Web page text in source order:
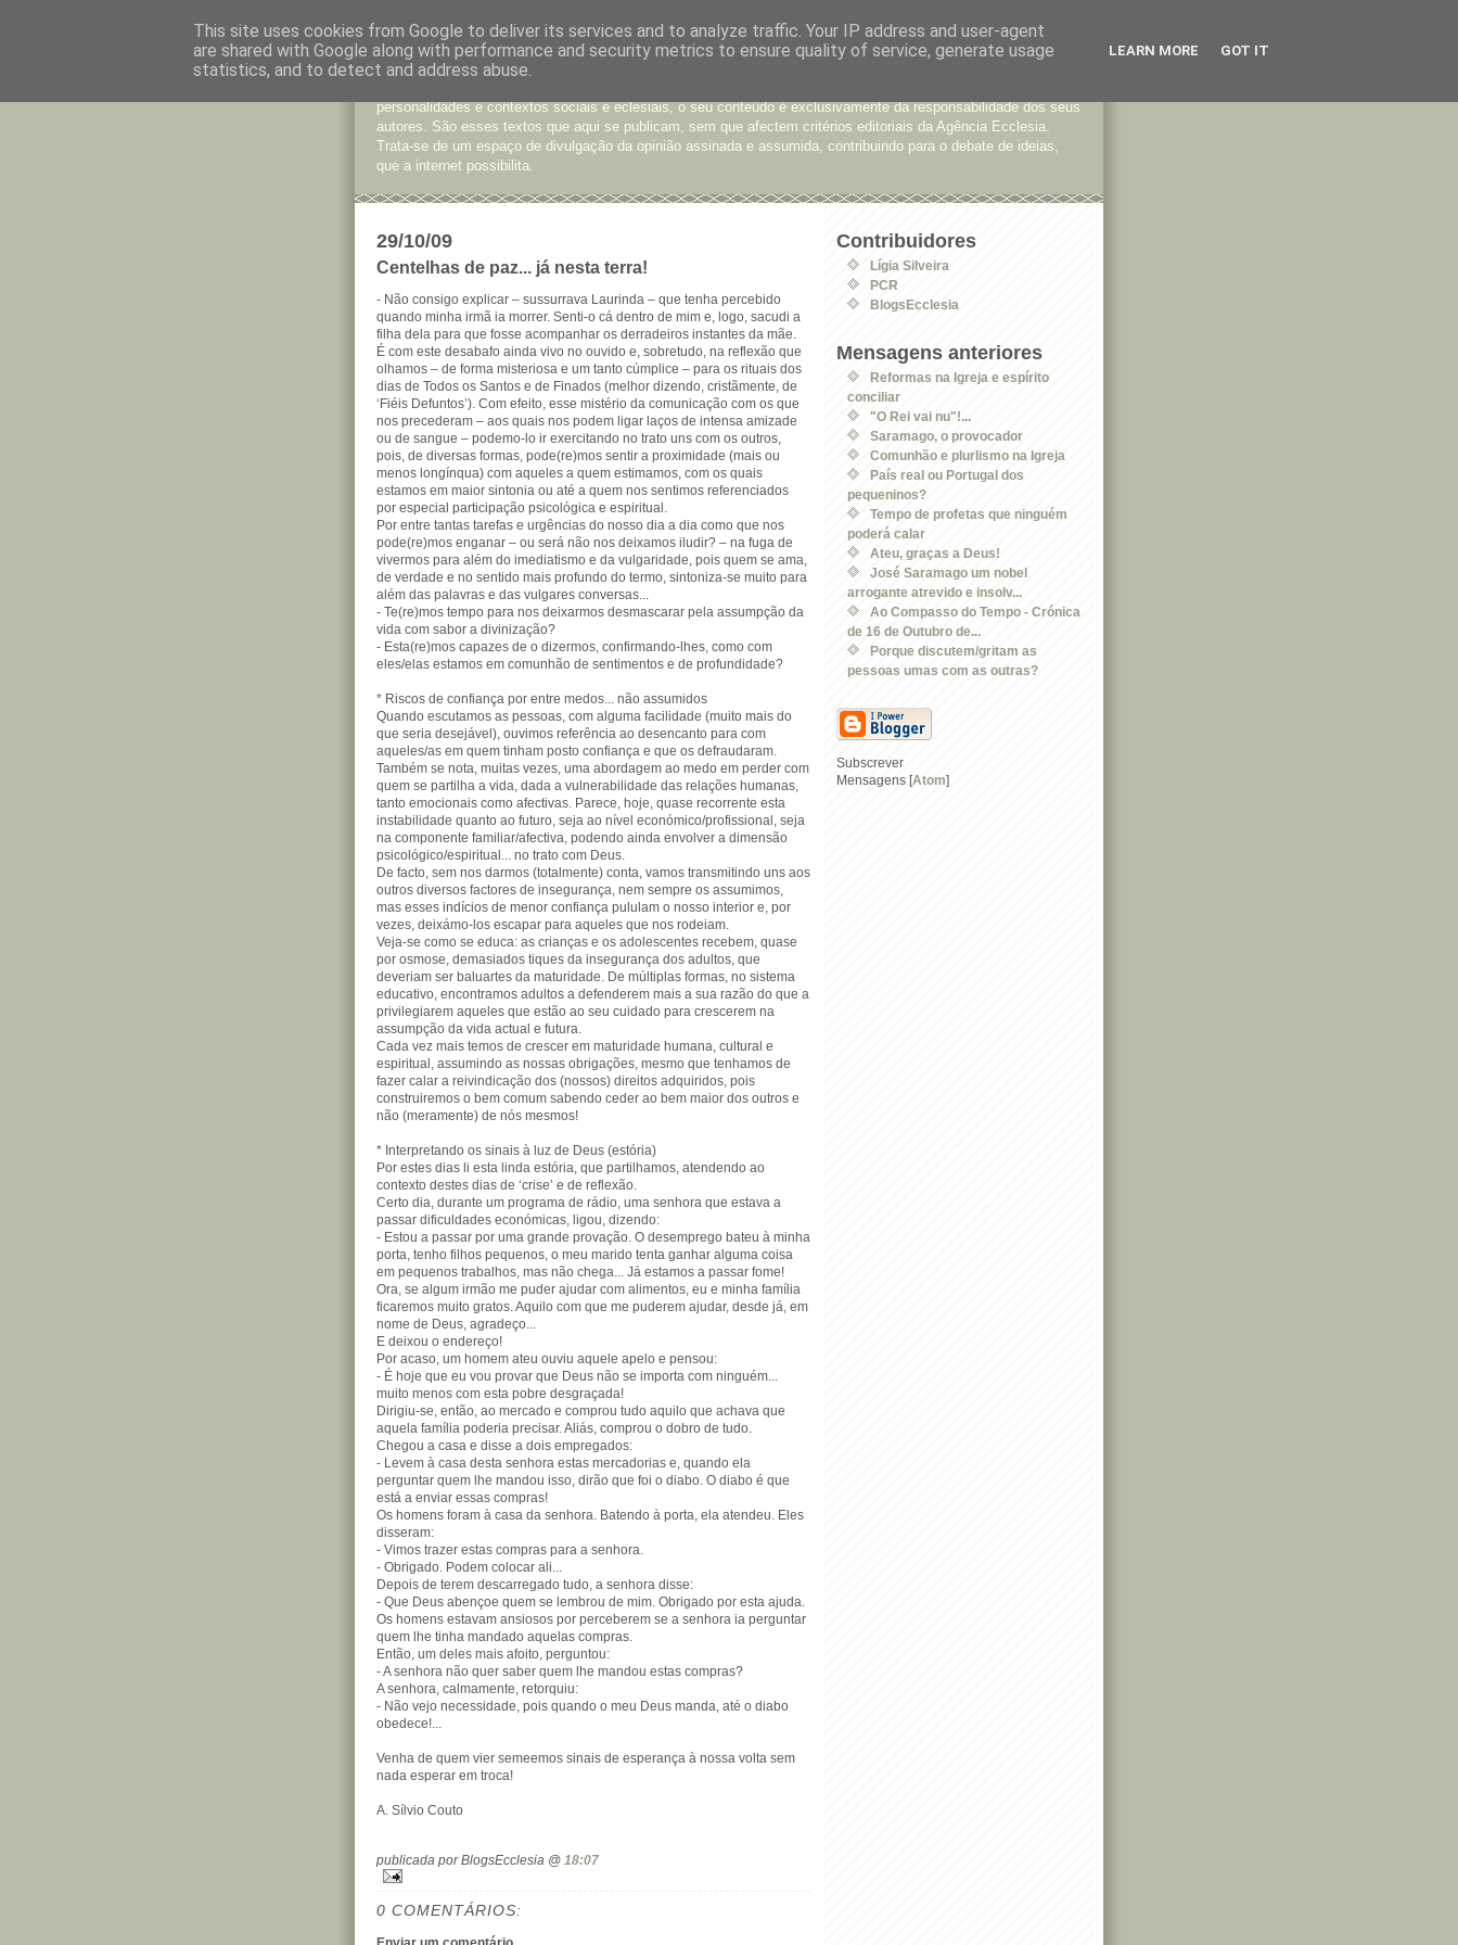
Jornal de Opinião
personalidades e contextos sociais e eclesiais, o seu conteúdo é exclusivamente da responsabilidade dos seus
autores. São esses textos que aqui se publicam, sem que afectem critérios editoriais da Agência Ecclesia.
Trata-se de um espaço de divulgação da opinião assinada e assumida, contribuindo para o debate de ideias,
que a internet possibilita.
29/10/09
Centelhas de paz... já nesta terra!
- Não consigo explicar – sussurrava Laurinda – que tenha percebido
quando minha irmã ia morrer. Senti-o cá dentro de mim e, logo, sacudi a
filha dela para que fosse acompanhar os derradeiros instantes da mãe.
É com este desabafo ainda vivo no ouvido e, sobretudo, na reflexão que
olhamos – de forma misteriosa e um tanto cúmplice – para os rituais dos
dias de Todos os Santos e de Finados (melhor dizendo, cristãmente, de
‘Fiéis Defuntos’). Com efeito, esse mistério da comunicação com os que
nos precederam – aos quais nos podem ligar laços de intensa amizade
ou de sangue – podemo-lo ir exercitando no trato uns com os outros,
pois, de diversas formas, pode(re)mos sentir a proximidade (mais ou
menos longínqua) com aqueles a quem estimamos, com os quais
estamos em maior sintonia ou até a quem nos sentimos referenciados
por especial participação psicológica e espiritual.
Por entre tantas tarefas e urgências do nosso dia a dia como que nos
pode(re)mos enganar – ou será não nos deixamos iludir? – na fuga de
vivermos para além do imediatismo e da vulgaridade, pois quem se ama,
de verdade e no sentido mais profundo do termo, sintoniza-se muito para
além das palavras e das vulgares conversas...
- Te(re)mos tempo para nos deixarmos desmascarar pela assumpção da
vida com sabor a divinização?
- Esta(re)mos capazes de o dizermos, confirmando-lhes, como com
eles/elas estamos em comunhão de sentimentos e de profundidade?
* Riscos de confiança por entre medos... não assumidos
Quando escutamos as pessoas, com alguma facilidade (muito mais do
que seria desejável), ouvimos referência ao desencanto para com
aqueles/as em quem tinham posto confiança e que os defraudaram.
Também se nota, muitas vezes, uma abordagem ao medo em perder com
quem se partilha a vida, dada a vulnerabilidade das relações humanas,
tanto emocionais como afectivas. Parece, hoje, quase recorrente esta
instabilidade quanto ao futuro, seja ao nível económico/profissional, seja
na componente familiar/afectiva, podendo ainda envolver a dimensão
psicológico/espiritual... no trato com Deus.
De facto, sem nos darmos (totalmente) conta, vamos transmitindo uns aos
outros diversos factores de insegurança, nem sempre os assumimos,
mas esses indícios de menor confiança pululam o nosso interior e, por
vezes, deixámo-los escapar para aqueles que nos rodeiam.
Veja-se como se educa: as crianças e os adolescentes recebem, quase
por osmose, demasiados tiques da insegurança dos adultos, que
deveriam ser baluartes da maturidade. De múltiplas formas, no sistema
educativo, encontramos adultos a defenderem mais a sua razão do que a
privilegiarem aqueles que estão ao seu cuidado para crescerem na
assumpção da vida actual e futura.
Cada vez mais temos de crescer em maturidade humana, cultural e
espiritual, assumindo as nossas obrigações, mesmo que tenhamos de
fazer calar a reivindicação dos (nossos) direitos adquiridos, pois
construiremos o bem comum sabendo ceder ao bem maior dos outros e
não (meramente) de nós mesmos!
* Interpretando os sinais à luz de Deus (estória)
Por estes dias li esta linda estória, que partilhamos, atendendo ao
contexto destes dias de ‘crise’ e de reflexão.
Certo dia, durante um programa de rádio, uma senhora que estava a
passar dificuldades económicas, ligou, dizendo:
- Estou a passar por uma grande provação. O desemprego bateu à minha
porta, tenho filhos pequenos, o meu marido tenta ganhar alguma coisa
em pequenos trabalhos, mas não chega... Já estamos a passar fome!
Ora, se algum irmão me puder ajudar com alimentos, eu e minha família
ficaremos muito gratos. Aquilo com que me puderem ajudar, desde já, em
nome de Deus, agradeço...
E deixou o endereço!
Por acaso, um homem ateu ouviu aquele apelo e pensou:
- É hoje que eu vou provar que Deus não se importa com ninguém...
muito menos com esta pobre desgraçada!
Dirigiu-se, então, ao mercado e comprou tudo aquilo que achava que
aquela família poderia precisar. Aliás, comprou o dobro de tudo.
Chegou a casa e disse a dois empregados:
- Levem à casa desta senhora estas mercadorias e, quando ela
perguntar quem lhe mandou isso, dirão que foi o diabo. O diabo é que
está a enviar essas compras!
Os homens foram à casa da senhora. Batendo à porta, ela atendeu. Eles
disseram:
- Vimos trazer estas compras para a senhora.
- Obrigado. Podem colocar ali...
Depois de terem descarregado tudo, a senhora disse:
- Que Deus abençoe quem se lembrou de mim. Obrigado por esta ajuda.
Os homens estavam ansiosos por perceberem se a senhora ia perguntar
quem lhe tinha mandado aquelas compras.
Então, um deles mais afoito, perguntou:
- A senhora não quer saber quem lhe mandou estas compras?
A senhora, calmamente, retorquiu:
- Não vejo necessidade, pois quando o meu Deus manda, até o diabo
obedece!...
Venha de quem vier semeemos sinais de esperança à nossa volta sem
nada esperar em troca!
A. Sílvio Couto
publicada por BlogsEcclesia @ 18:07
0 COMENTÁRIOS:
Contribuidores
Lígia Silveira
PCR
BlogsEcclesia
Mensagens anteriores
Reformas na Igreja e espírito
conciliar
"O Rei vai nu"!...
Saramago, o provocador
Comunhão e plurlismo na Igreja
País real ou Portugal dos
pequeninos?
Tempo de profetas que ninguém
poderá calar
Ateu, graças a Deus!
José Saramago um nobel
arrogante atrevido e insolv...
Ao Compasso do Tempo - Crónica
de 16 de Outubro de...
Porque discutem/gritam as
pessoas umas com as outras?
Subscrever
Mensagens [Atom]
This site uses cookies from Google to deliver its services and to analyze traffic. Your IP address and user-agent
are shared with Google along with performance and security metrics to ensure quality of service, generate usage
statistics, and to detect and address abuse.
LEARN MORE GOT IT